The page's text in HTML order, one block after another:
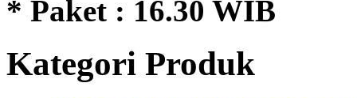
* Paket : 16.30 WIB
Kategori Produk